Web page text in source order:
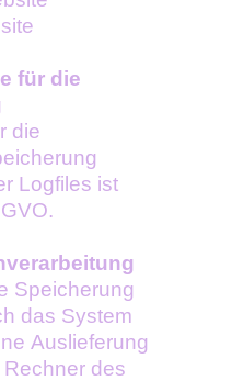
für die
die
Logfiles ist
Speicherung
das System
Auslieferung
des